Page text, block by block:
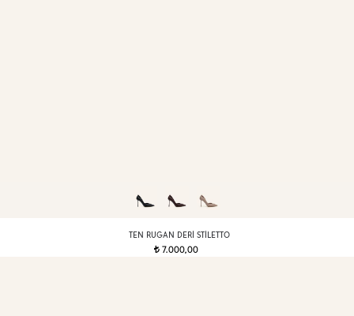
TEN RUGAN DERI STILETTO
t 7.000,00